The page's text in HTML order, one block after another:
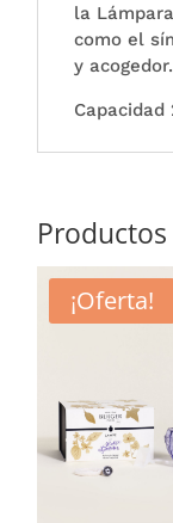
la
como el
y acogedor.
Capacidad
¡Oferta!